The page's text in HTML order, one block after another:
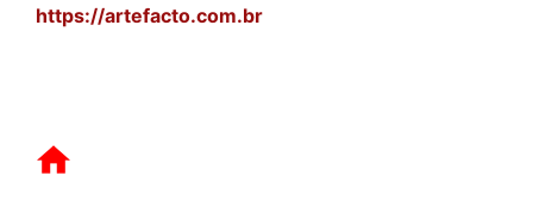
https://artefacto.com.br